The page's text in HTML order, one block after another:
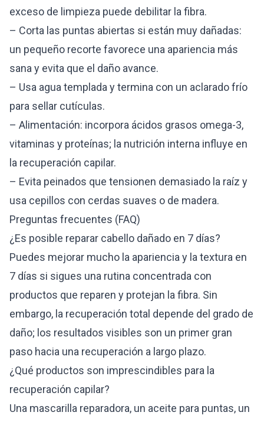
exceso de limpieza puede debilitar la fibra.
– Corta las puntas abiertas si están muy dañadas:
un pequeño recorte favorece una apariencia más
sana y evita que el daño avance.
– Usa agua templada y termina con un aclarado frío
para sellar cutículas.
– Alimentación: incorpora ácidos grasos omega-3,
vitaminas y proteínas; la nutrición interna influye en
la recuperación capilar.
– Evita peinados que tensionen demasiado la raíz y
usa cepillos con cerdas suaves o de madera.
Preguntas frecuentes (FAQ)
¿Es posible reparar cabello dañado en 7 días?
Puedes mejorar mucho la apariencia y la textura en
7 días si sigues una rutina concentrada con
productos que reparen y protejan la fibra. Sin
embargo, la recuperación total depende del grado de
daño; los resultados visibles son un primer gran
paso hacia una recuperación a largo plazo.
¿Qué productos son imprescindibles para la
recuperación capilar?
Una mascarilla reparadora, un aceite para puntas, un